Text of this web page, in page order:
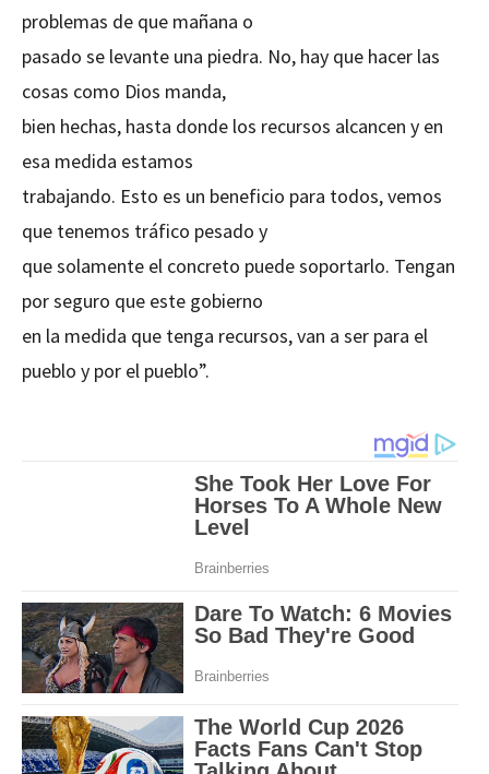
problemas de que mañana o
pasado se levante una piedra. No, hay que hacer las
cosas como Dios manda,
bien hechas, hasta donde los recursos alcancen y en
esa medida estamos
trabajando. Esto es un beneficio para todos, vemos
que tenemos tráfico pesado y
que solamente el concreto puede soportarlo. Tengan
por seguro que este gobierno
en la medida que tenga recursos, van a ser para el
pueblo y por el pueblo”.